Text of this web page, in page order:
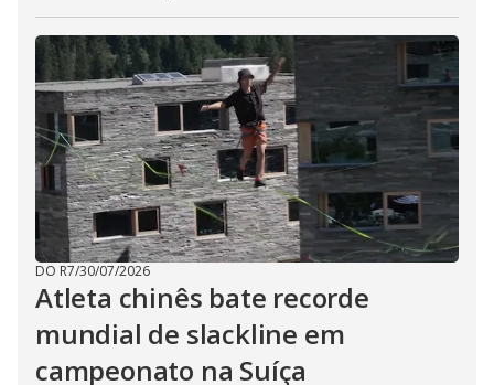
DO R7/30/07/2026
Atleta chinês bate recorde
mundial de slackline em
campeonato na Suíça